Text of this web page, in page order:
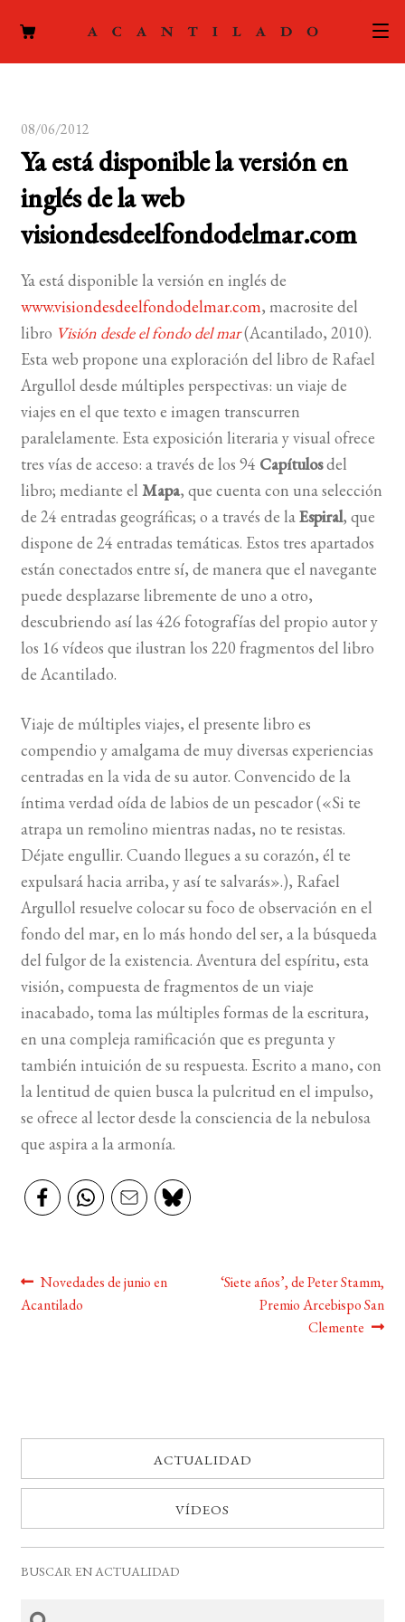
ACTUALIDAD
PODCAST
menú
hijo
FOREIGN RIGHTS
CONTACTO
BUSCAR
LISTA DE LIBROS
08/06/2012
Ya está disponible la versión en
inglés de la web
visiondesdeelfondodelmar.com
Ya está disponible la versión en inglés de
www.visiondesdeelfondodelmar.com, macrosite del
libro Visión desde el fondo del mar(Acantilado, 2010).
Esta web propone una exploración del libro de Rafael
Argullol desde múltiples perspectivas: un viaje de
viajes en el que texto e imagen transcurren
paralelamente. Esta exposición literaria y visual ofrece
tres vías de acceso: a través de los 94 Capítulosdel
libro; mediante el Mapa, que cuenta con una selección
de 24 entradas geográficas; o a través de laEspiral, que
dispone de 24 entradas temáticas. Estos tres apartados
están conectados entre sí, de manera que el navegante
puede desplazarse libremente de uno a otro,
descubriendo así las 426 fotografías del propio autor y
los 16 vídeos que ilustran los 220 fragmentos del libro
de Acantilado.
Viaje de múltiples viajes, el presente libro es
compendio y amalgama de muy diversas experiencias
centradas en la vida de su autor. Convencido de la
íntima verdad oída de labios de un pescador («Si te
atrapa un remolino mientras nadas, no te resistas.
Déjate engullir. Cuando llegues a su corazón, él te
expulsará hacia arriba, y así te salvarás».), Rafael
Argullol resuelve colocar su foco de observación en el
fondo del mar, en lo más hondo del ser, a la búsqueda
del fulgor de la existencia. Aventura del espíritu, esta
visión, compuesta de fragmentos de un viaje
inacabado, toma las múltiples formas de la escritura,
en una compleja ramificación que es pregunta y
también intuición de su respuesta. Escrito a mano, con
la lentitud de quien busca la pulcritud en el impulso,
se ofrece al lector desde la consciencia de la nebulosa
que aspira a la armonía.
Navegación
de
Anterior:
Novedades de junio en
Acantilado
Siguiente:
‘Siete años’, de Peter Stamm,
Premio Arcebispo San
Clemente
ACTUALIDAD
VÍDEOS
BUSCAR EN ACTUALIDAD